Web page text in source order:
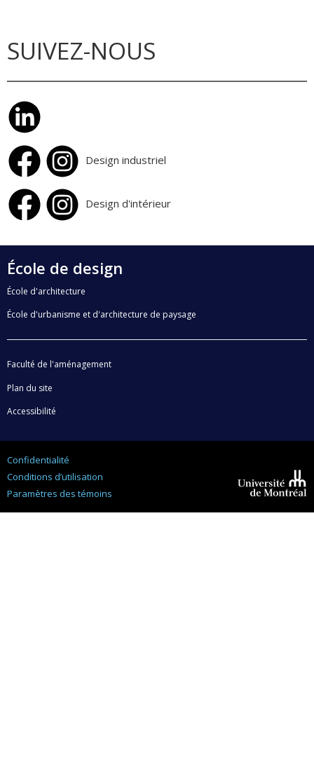
SUIVEZ-NOUS
Design industriel
Design d'intérieur
École de design
École d'architecture
École d'urbanisme et d'architecture de paysage
Faculté de l'aménagement
Plan du site
Accessibilité
Confidentialité
Conditions d’utilisation
Paramètres des témoins
Montréal